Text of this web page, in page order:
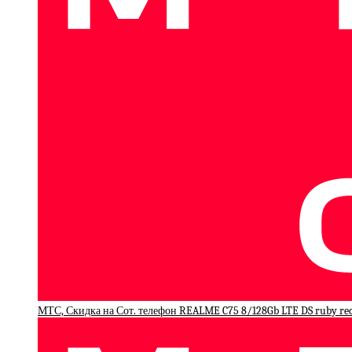
МТС, Скидка на Сот. телефон REALME C75 8/128Gb LTE DS ruby